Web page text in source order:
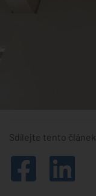
Sdílejte tento článek